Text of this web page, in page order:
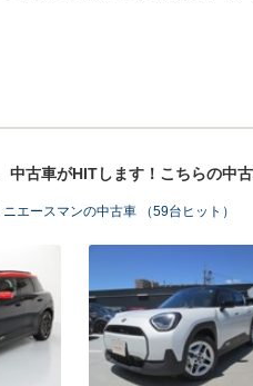
中古車がHITします！こちらの中
ニエースマンの中古車 （59台ヒット）